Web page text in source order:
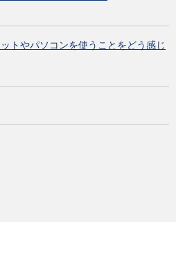
トやパソコンを使うことをどう感じ